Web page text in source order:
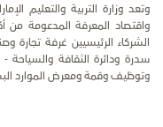
وتعد وزارة التربية والتعليم
واقتصاد المعرفة المدعومة
الشركاء الرئيسيين غرفة
سدرة ودائرة الثقافة
وتوظيف وقمة ومعرض الموارد